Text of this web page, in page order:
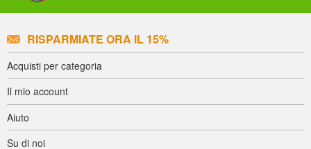
RISPARMIATE ORA IL 15%
Acquisti per categoria
Il mio account
Aiuto
Su di noi